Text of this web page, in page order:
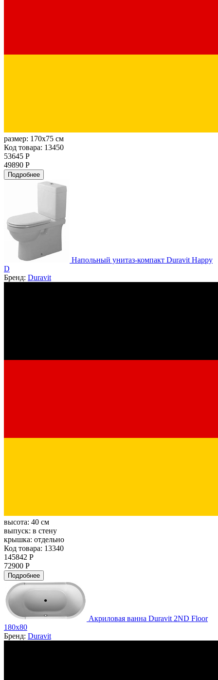
размер: 170x75 см
Код товара: 13450
53645 Р
49890 Р
Подробнее
Напольный унитаз-компакт Duravit Happy
D
Бренд: Duravit
высота: 40 см
выпуск: в стену
крышка: отдельно
Код товара: 13340
145842 Р
72900 Р
Подробнее
Акриловая ванна Duravit 2ND Floor
180x80
Бренд: Duravit